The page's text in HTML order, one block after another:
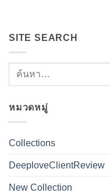
SITE SEARCH
หมวดหมู่
Collections
DeeploveClientReview
New Collection